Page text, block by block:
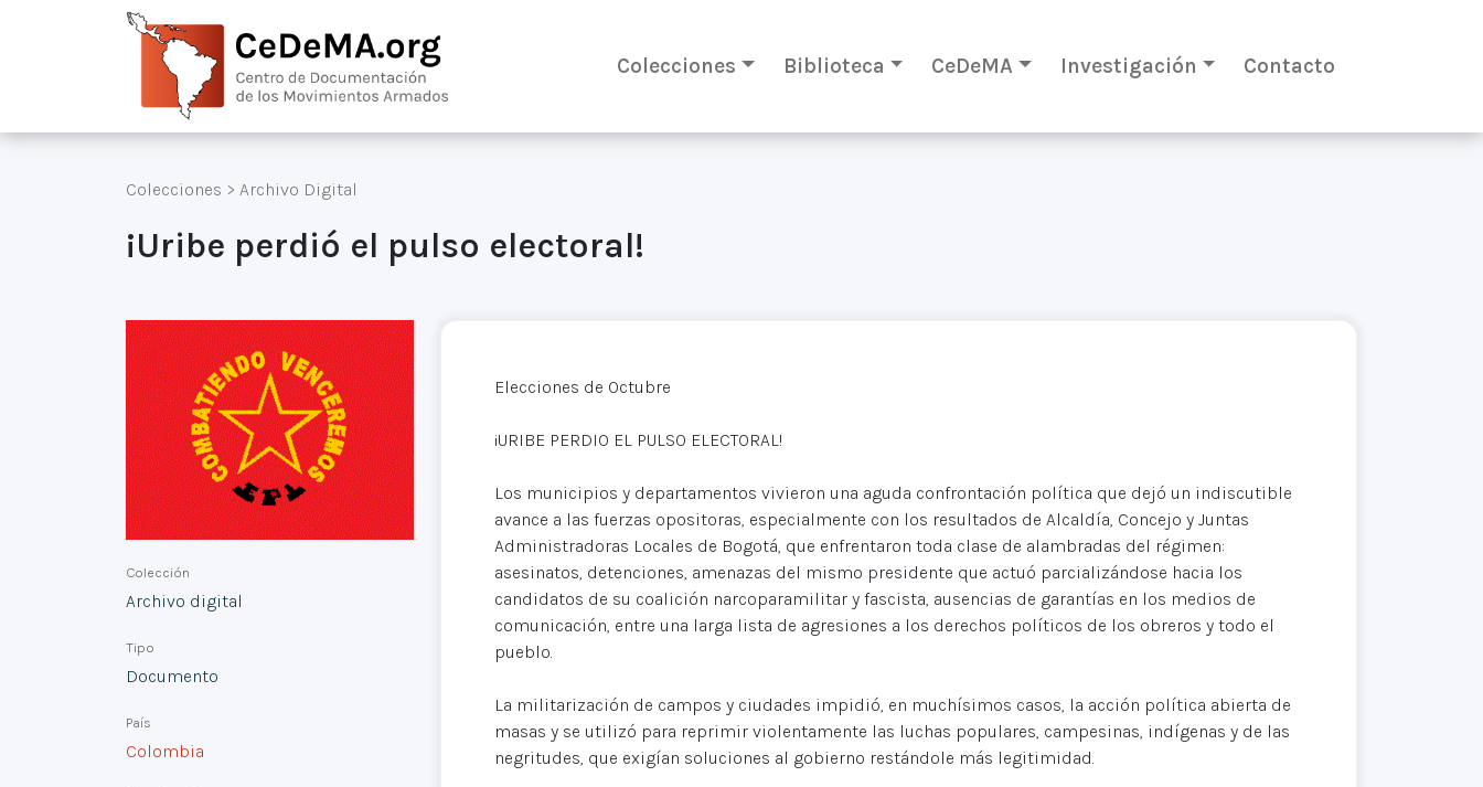
Colecciones Biblioteca CeDeMA Investigación Contacto
Colecciones > Archivo Digital
¡Uribe perdió el pulso electoral!
Colección
Archivo digital
Tipo
Documento
País
Colombia
Elecciones de Octubre
¡URIBE PERDIO EL PULSO ELECTORAL!
Los municipios y departamentos vivieron una aguda confrontación política que dejó un indiscutible
avance a las fuerzas opositoras, especialmente con los resultados de Alcaldía, Concejo y Juntas
Administradoras Locales de Bogotá, que enfrentaron toda clase de alambradas del régimen:
asesinatos, detenciones, amenazas del mismo presidente que actuó parcializándose hacia los
candidatos de su coalición narcoparamilitar y fascista, ausencias de garantías en los medios de
comunicación, entre una larga lista de agresiones a los derechos políticos de los obreros y todo el
pueblo.
La militarización de campos y ciudades impidió, en muchísimos casos, la acción política abierta de
masas y se utilizó para reprimir violentamente las luchas populares, campesinas, indígenas y de las
negritudes, que exigían soluciones al gobierno restándole más legitimidad.